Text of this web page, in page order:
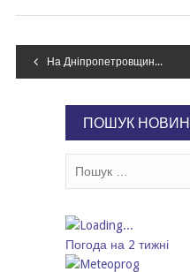
Навігація
На Дніпропетровщині викрито сестер-близнючок, які допомагали військовозобовʼязаним оформлювати інвалідність за 4000$
ПОШУК НОВИН
Погода на 2 тижні